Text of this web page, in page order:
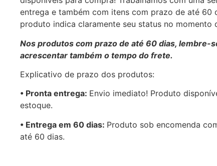
entrega e também com itens com prazo de até 60
produto indica claramente seu status no momento
Nos produtos com prazo de até 60 dias, lembre-
acrescentar também o tempo do frete.
Explicativo de prazo dos produtos:
•⁠ ⁠Pronta entrega: Envio imediato! Produto
estoque.
•⁠ Entrega em 60 dias: Produto sob encomenda
até 60 dias.